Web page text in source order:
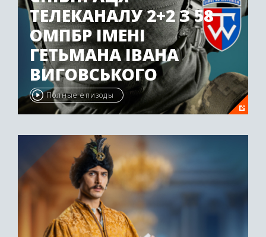
ТЕЛЕКАНАЛУ 2+2 З 58
ОМПБР ІМЕНІ
ГЕТЬМАНА ІВАНА
ВИГОВСЬКОГО
Полные епизоды